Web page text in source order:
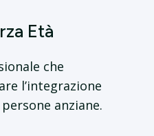
Età
che
l’integrazione
anziane.